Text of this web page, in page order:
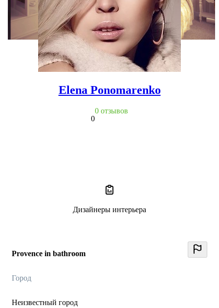
Provence in bathroom
Город
Неизвестный город
Elena Ponomarenko
0
0 отзывов
Дизайнеры интерьера